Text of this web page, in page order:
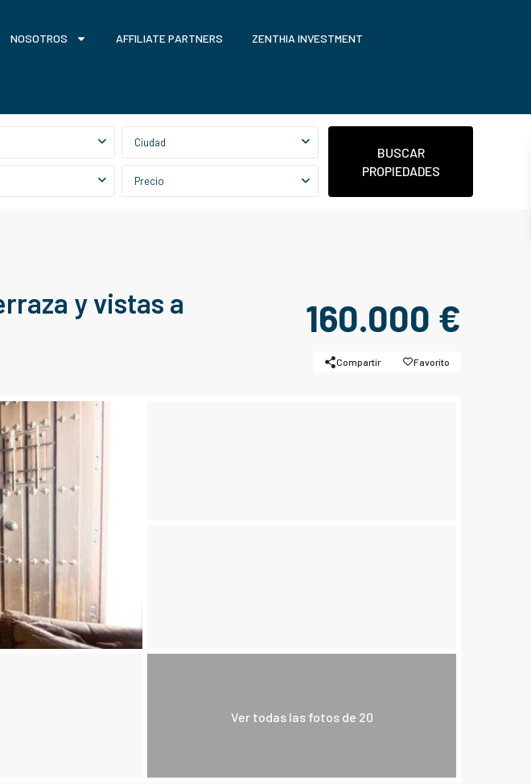
NOSOTROS AFFILIATE PARTNERS ZENTHIA INVESTMENT
Ciudad
Precio
BUSCAR
PROPIEDADES
y vistas a
160.000 €
Compartir Favorito
Ver todas las fotos de 20